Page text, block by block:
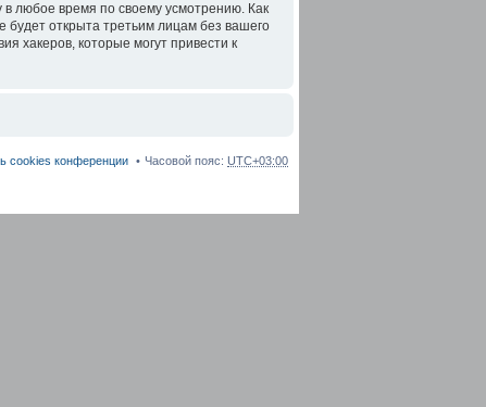
любое время по своему усмотрению. Как
открыта третьим лицам без вашего
хакеров, которые могут привести к
Часовой пояс: UTC+03:00
cookies конференции